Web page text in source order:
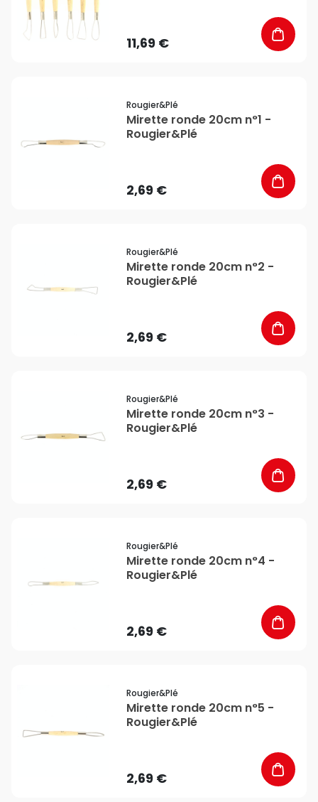
11,69 €
Rougier&plé
Mirette ronde 20cm n°1 -
Rougier&Plé
2,69 €
Rougier&plé
Mirette ronde 20cm n°2 -
Rougier&Plé
2,69 €
Rougier&plé
Mirette ronde 20cm n°3 -
Rougier&Plé
2,69 €
Rougier&plé
Mirette ronde 20cm n°4 -
Rougier&Plé
2,69 €
Rougier&plé
Mirette ronde 20cm n°5 -
Rougier&Plé
2,69 €